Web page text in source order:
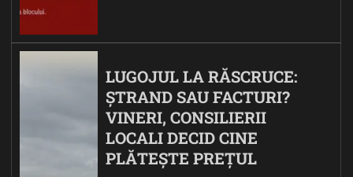
LUGOJUL LA RĂSCRUCE:
ȘTRAND SAU FACTURI?
VINERI, CONSILIERII
LOCALI DECID CINE
PLĂTEȘTE PREȚUL